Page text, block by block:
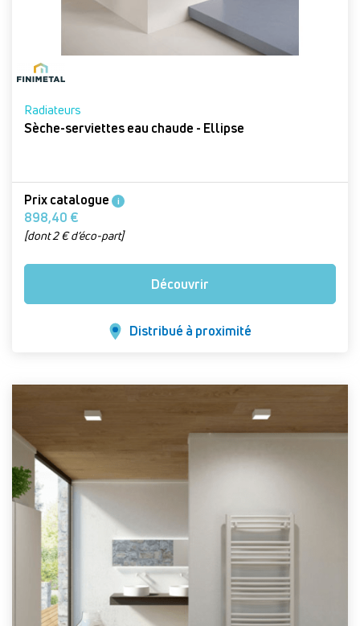
Radiateurs
Sèche-serviettes eau chaude - Ellipse
Prix catalogue i
898,40 €
[dont 2 € d’éco-part]
Découvrir
Distribué à proximité